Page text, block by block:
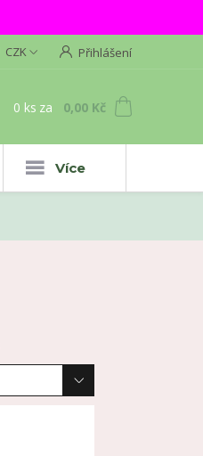
CZK Přihlášení
0 ks za 0,00 Kč
Více